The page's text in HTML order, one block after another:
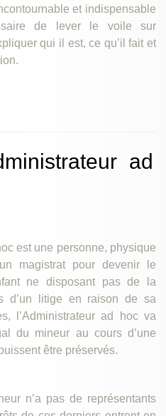
et indispensable
de lever le voile sur
qui il est, ce qu’il fait et
ad
est une personne, physique
magistrat pour devenir le
ne disposant pas de la
d’un litige en raison de sa
l’Administrateur ad hoc va
du mineur au cours d’une
être préservés.
n’a pas de représentants